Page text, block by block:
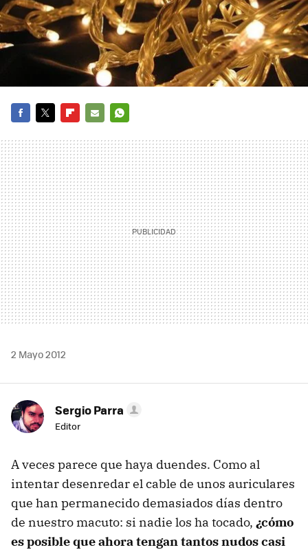
MAIL
2 Mayo 2012
Sergio Parra
Editor
A veces parece que haya duendes. Como al
intentar desenredar el cable de unos auriculares
que han permanecido demasiados días dentro
de nuestro macuto: si nadie los ha tocado, ¿cómo
es posible que ahora tengan tantos nudos casi